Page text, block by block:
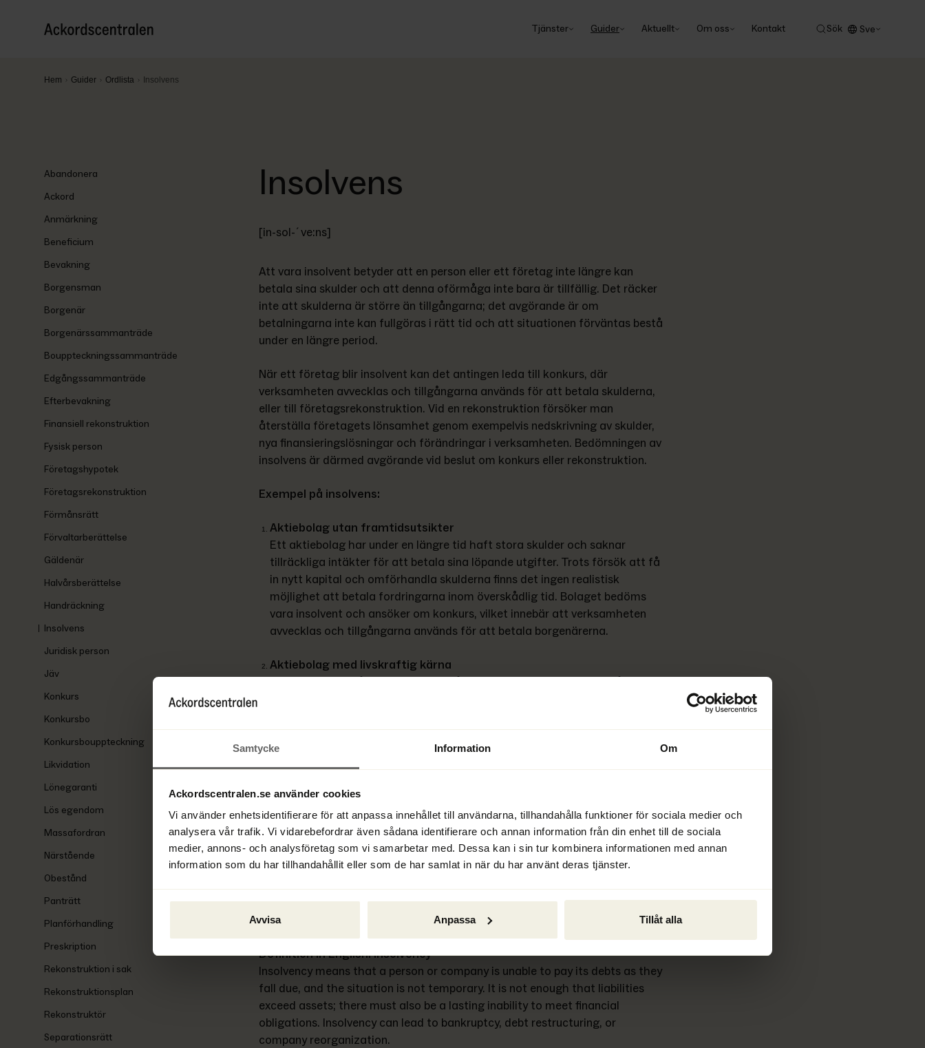
Samtycke Information Om
Ackordscentralen.se använder cookies
Vi använder enhetsidentifierare för att anpassa innehållet till användarna, tillhandahålla funktioner för sociala medier och
analysera vår trafik. Vi vidarebefordrar även sådana identifierare och annan information från din enhet till de sociala
medier, annons- och analysföretag som vi samarbetar med. Dessa kan i sin tur kombinera informationen med annan
information som du har tillhandahållit eller som de har samlat in när du har använt deras tjänster.
Avvisa Anpassa Tillåt alla
Tjänster Guider Aktuellt Om oss Kontakt Sök Sve
Hem Guider Ordlista Insolvens
Abandonera
Ackord
Anmärkning
Beneficium
Bevakning
Borgensman
Borgenär
Borgenärssammanträde
Bouppteckningssammanträde
Edgångssammanträde
Efterbevakning
Finansiell rekonstruktion
Fysisk person
Företagshypotek
Företagsrekonstruktion
Förmånsrätt
Förvaltarberättelse
Gäldenär
Halvårsberättelse
Handräckning
Insolvens
Juridisk person
Jäv
Konkurs
Konkursbo
Konkursbouppteckning
Likvidation
Lönegaranti
Lös egendom
Massafordran
Närstående
Obestånd
Panträtt
Planförhandling
Preskription
Rekonstruktion i sak
Rekonstruktionsplan
Rekonstruktör
Separationsrätt
Insolvens
[in-sol-´ve:ns]
Att vara insolvent betyder att en person eller ett företag inte längre kan
betala sina skulder och att denna oförmåga inte bara är tillfällig. Det räcker
inte att skulderna är större än tillgångarna; det avgörande är om
betalningarna inte kan fullgöras i rätt tid och att situationen förväntas bestå
under en längre period.
När ett företag blir insolvent kan det antingen leda till konkurs, där
verksamheten avvecklas och tillgångarna används för att betala skulderna,
eller till företagsrekonstruktion. Vid en rekonstruktion försöker man
återställa företagets lönsamhet genom exempelvis nedskrivning av skulder,
nya finansieringslösningar och förändringar i verksamheten. Bedömningen av
insolvens är därmed avgörande vid beslut om konkurs eller rekonstruktion.
Exempel på insolvens:
Aktiebolag utan framtidsutsikter
Ett aktiebolag har under en längre tid haft stora skulder och saknar
tillräckliga intäkter för att betala sina löpande utgifter. Trots försök att få
in nytt kapital och omförhandla skulderna finns det ingen realistisk
möjlighet att betala fordringarna inom överskådlig tid. Bolaget bedöms
vara insolvent och ansöker om konkurs, vilket innebär att verksamheten
avvecklas och tillgångarna används för att betala borgenärerna.
Aktiebolag med livskraftig kärna
verksamheten genom omstrukturering och ansöker om
företagsrekonstruktion. Under rekonstruktionen får bolaget tillfälligt skydd
mot konkurs medan en rekonstruktör arbetar med att omförhandla skulder
Synonymer och relaterade begrepp:
Obestånd
Ekonomisk oförmåga
Likviditetsproblem
Definition in English: Insolvency
Insolvency means that a person or company is unable to pay its debts as they
fall due, and the situation is not temporary. It is not enough that liabilities
exceed assets; there must also be a lasting inability to meet financial
obligations. Insolvency can lead to bankruptcy, debt restructuring, or
company reorganization.